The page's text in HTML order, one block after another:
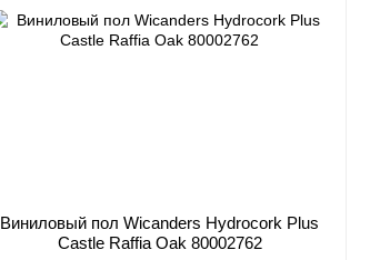
Виниловый пол Wicanders Hydrocork Plus
Castle Raffia Oak 80002762